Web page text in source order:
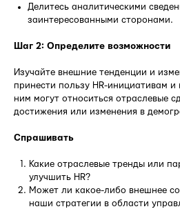
Делитесь аналитическими
заинтересованными сторонами.
Шаг 2: Определите возможности
Изучайте внешние тенденции и
принести пользу HR-инициативам и
ним могут относиться отраслевые
достижения или изменения в
Спрашивать
Какие отраслевые тренды или
улучшить HR?
Может ли какое-либо внешнее
наши стратегии в области